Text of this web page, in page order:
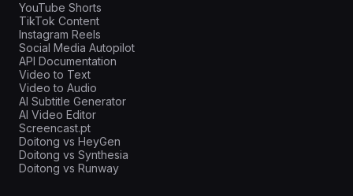
YouTube Shorts
TikTok Content
Instagram Reels
Social Media Autopilot
API Documentation
Video to Text
Video to Audio
AI Subtitle Generator
AI Video Editor
Screencast.pt
Doitong vs HeyGen
Doitong vs Synthesia
Doitong vs Runway